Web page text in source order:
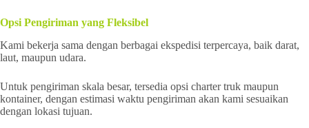
Opsi Pengiriman yang Fleksibel
Kami bekerja sama dengan berbagai ekspedisi terpercaya, baik darat,
laut, maupun udara.
Untuk pengiriman skala besar, tersedia opsi charter truk maupun
kontainer, dengan estimasi waktu pengiriman akan kami sesuaikan
dengan lokasi tujuan.